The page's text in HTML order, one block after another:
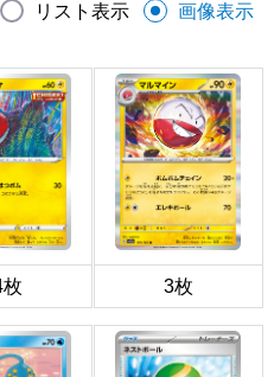
リスト表示 画像表示
枚 3枚